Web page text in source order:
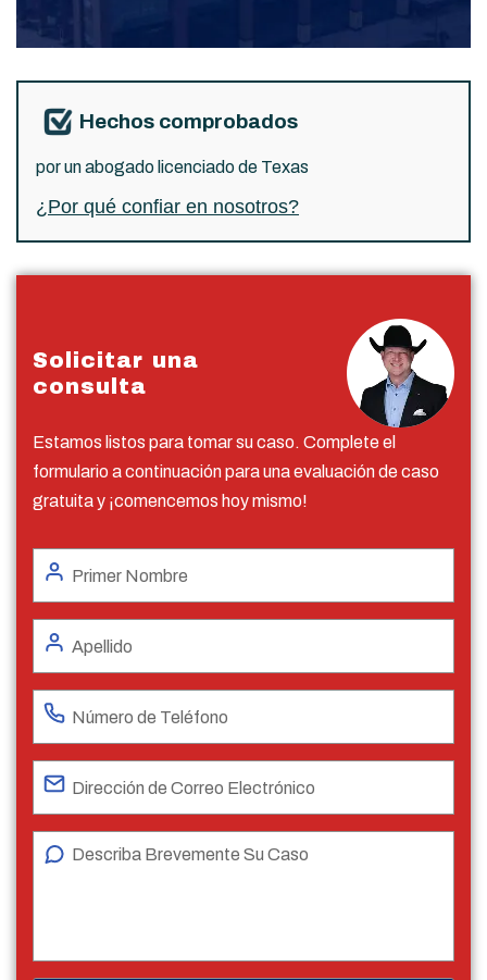
Hechos comprobados
por un abogado licenciado de Texas
¿Por qué confiar en nosotros?
Solicitar una
consulta
Estamos listos para tomar su caso. Complete el
formulario a continuación para una evaluación de caso
gratuita y ¡comencemos hoy mismo!